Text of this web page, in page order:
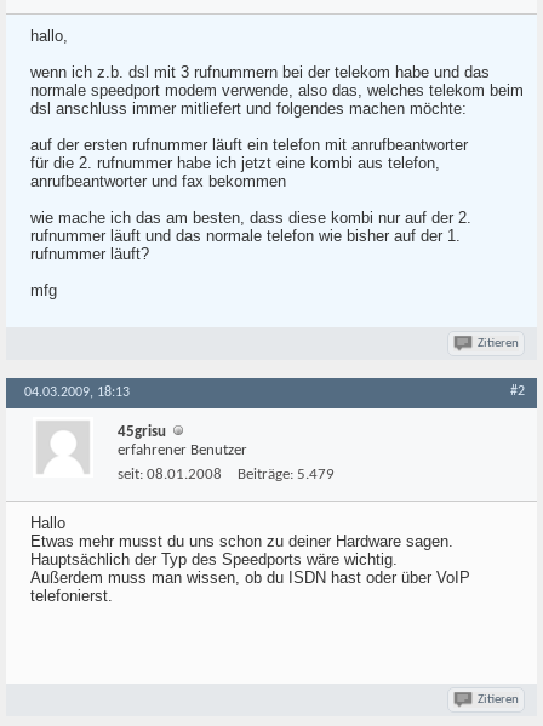
hallo,
wenn ich z.b. dsl mit 3 rufnummern bei der telekom habe und das
normale speedport modem verwende, also das, welches telekom beim
dsl anschluss immer mitliefert und folgendes machen möchte:
auf der ersten rufnummer läuft ein telefon mit anrufbeantworter
für die 2. rufnummer habe ich jetzt eine kombi aus telefon,
anrufbeantworter und fax bekommen
wie mache ich das am besten, dass diese kombi nur auf der 2.
rufnummer läuft und das normale telefon wie bisher auf der 1.
rufnummer läuft?
mfg
Zitieren
04.03.2009, 18:13 #2
45grisu
erfahrener Benutzer
seit: 08.01.2008 Beiträge: 5.479
Hallo
Etwas mehr musst du uns schon zu deiner Hardware sagen.
Hauptsächlich der Typ des Speedports wäre wichtig.
Außerdem muss man wissen, ob du ISDN hast oder über VoIP
telefonierst.
Zitieren